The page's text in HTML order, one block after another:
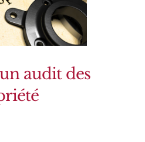
de propriété
intellectuelle
audit des